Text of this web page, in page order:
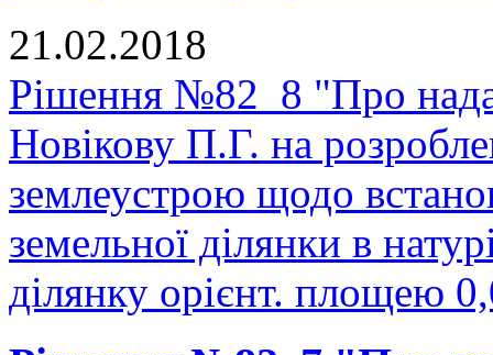
21.02.2018
Рішення №82_8 "Про
Новікову П.Г. на
землеустрою щодо
земельної ділянки в
ділянку орієнт. площею